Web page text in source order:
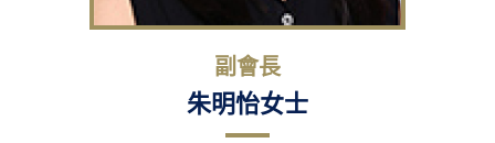
副會長
朱明怡女士